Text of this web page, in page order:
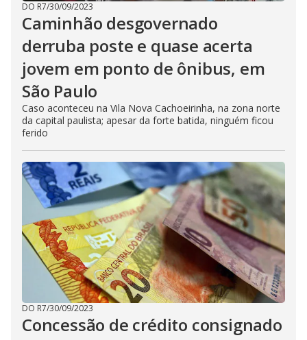
DO R7/30/09/2023
Caminhão desgovernado
derruba poste e quase acerta
jovem em ponto de ônibus, em
São Paulo
Caso aconteceu na Vila Nova Cachoeirinha, na zona norte
da capital paulista; apesar da forte batida, ninguém ficou
ferido
DO R7/30/09/2023
Concessão de crédito consignado